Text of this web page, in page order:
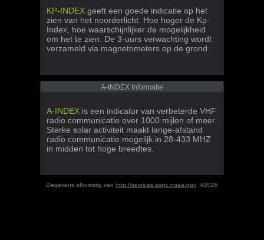
KP-INDEX geeft een goede indicatie op het
zien van het noorderlicht. Hoe hoger de Kp-
Index, hoe waarschijnlijker de mogelijkheid
om het te zien. De 3-uurs verwachting wordt
verzameld via magnetometers op de grond.
A-INDEX Informatie
A-INDEX is een indicator van verbeterde VHF
radio communicatie over 1000 mijlen of meer.
Sterke solar activiteit maakt lange-afstand
radio communicatie mogelijk in 28-433 MHZ
in midden tot hoge breedtes.
Gegevens afkomstig van http://services.swpc.noaa.gov ©2026